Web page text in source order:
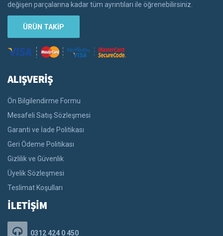
değişen parçalarına kadar tüm ayrıntıları ile öğrenebilirsiniz.
ÜRÜN TAKİP
ALIŞVERİŞ
Ön Bilgilendirme Formu
Mesafeli Satış Sözleşmesi
Garanti ve İade Politikası
Geri Ödeme Politikası
Gizlilik ve Güvenlik
Üyelik Sözleşmesi
Teslimat Koşulları
İLETİŞİM
0312 424 0 450